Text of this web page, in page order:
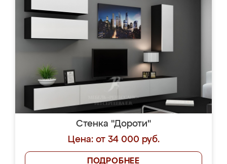
Стенка "Дороти"
Цена: от 34 000 руб.
ПОДРОБНЕЕ